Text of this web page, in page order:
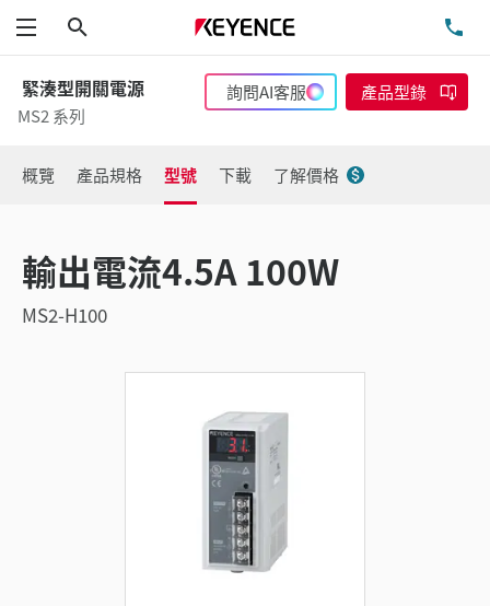
功能表
緊湊型開關電源
MS2 系列
詢問AI客服 產品型錄
概覽 產品規格 型號 下載 了解價格
輸出電流4.5A 100W
MS2-H100